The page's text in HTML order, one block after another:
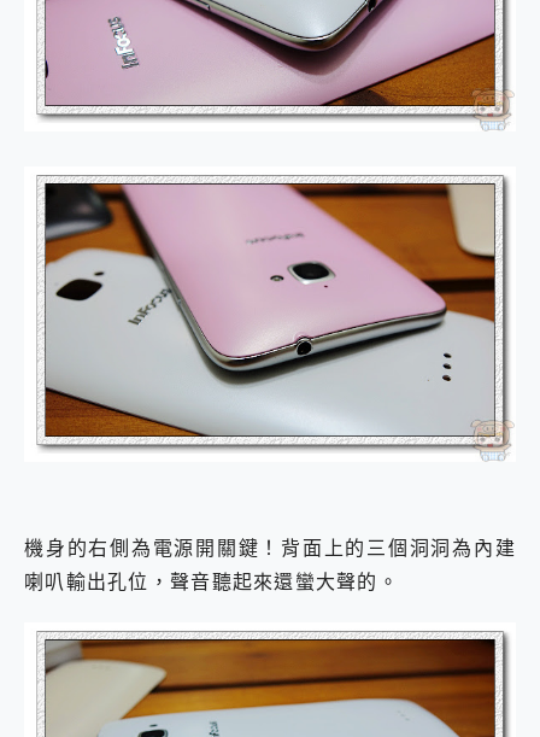
機身的右側為電源開關鍵！背面上的三個洞洞為內建
喇叭輸出孔位，聲音聽起來還蠻大聲的。